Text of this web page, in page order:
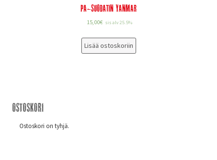
PA-suodatin Yanmar
15,00€ sis alv 25.5%
Lisää ostoskoriin
Ostoskori
Ostoskori on tyhjä.